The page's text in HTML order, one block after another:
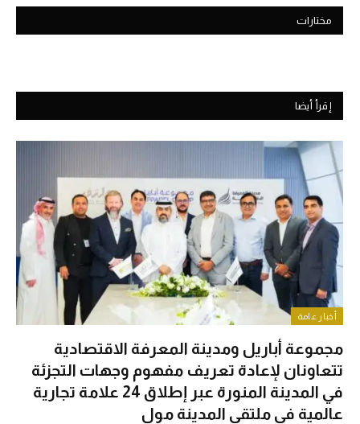
مختارات
إقرأ أيضا
أخبار عامة
مجموعة أباريل ومدينة المعرفة الاقتصادية
تتعاونان لإعادة تعريف مفهوم وجهات التجزئة
في المدينة المنورة عبر إطلاق 24 علامة تجارية
عالمية في ملتقى المدينة مول